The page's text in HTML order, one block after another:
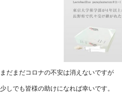
まだまだコロナの不安は消えないですが
少しでも皆様の助けになれば幸いです。